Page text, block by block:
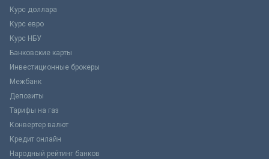
Курс доллара
Курс евро
Курс НБУ
Банковские карты
Инвестиционные брокеры
Межбанк
Депозиты
Тарифы на газ
Конвертер валют
Кредит онлайн
Народный рейтинг банков